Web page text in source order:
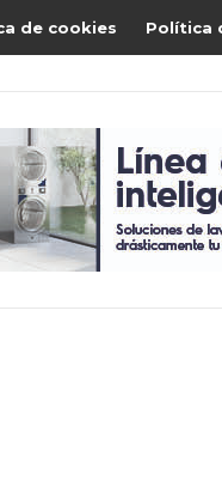
de cookies Política